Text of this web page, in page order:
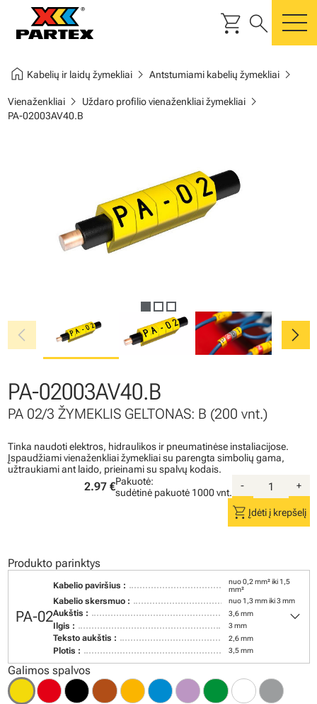
shopping_cart search
home Kabelių ir laidų žymekliaichevron_right Antstumiami kabelių žymekliaichevron_right
Vienaženkliaichevron_right Uždaro profilio vienaženkliai žymekliaichevron_right
PA-02003AV40.B
chevron_left chevron_right
PA-02003AV40.B
PA 02/3 ŽYMEKLIS GELTONAS: B (200 vnt.)
Tinka naudoti elektros, hidraulikos ir pneumatinėse instaliacijose.
Įspaudžiami vienaženkliai žymekliai su parengta simbolių gama,
užtraukiami ant laido, prieinami su spalvų kodais.
2.97 €Pakuotė:
sudėtinė pakuotė 1000 vnt.
- +
shopping_cart Įdėti į krepšelį
Produkto parinktys
PA-02
Kabelio paviršius :
nuo 0,2 mm² iki 1,5
mm²
Kabelio skersmuo : nuo 1,3 mm iki 3 mm
Aukštis : 3,6 mm
Ilgis : 3 mm
Teksto aukštis : 2,6 mm
Plotis : 3,5 mm
keyboard_arrow_down
Galimos spalvos